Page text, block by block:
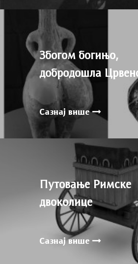
Збогом богињо,
добродошла
Сазнај више
Путовање Римске
двоколице
Сазнај више